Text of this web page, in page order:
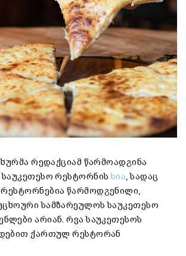
რედაქციამ წარმოადგინა
საუკეთესო რესტორნის სია, სადაც
წარმოდგენილი,
სამზარეულოს საუკეთესო
არიან. რვა საუკეთესოს
ქართულ რესტორან